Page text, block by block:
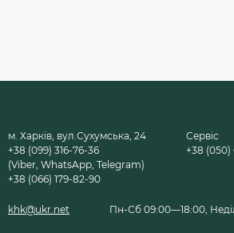
м. Харків, вул.Сухумська, 24
+38 (099) 316-76-36
(Viber, WhatsApp, Telegram)
+38 (066) 179-82-90
Сервіс
+38 (050)
khk@ukr.net Пн-Сб 09:00—18:00,